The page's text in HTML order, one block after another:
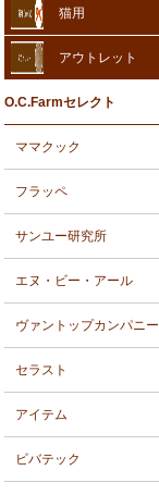
猫用
アウトレット
O.C.Farmセレクト
ママクック
フラッペ
サンユー研究所
エヌ・ビー・アール
ヴァントップカンパニー
セラスト
アイテム
ビバテック